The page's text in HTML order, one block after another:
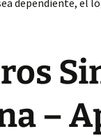
dependiente, el
–